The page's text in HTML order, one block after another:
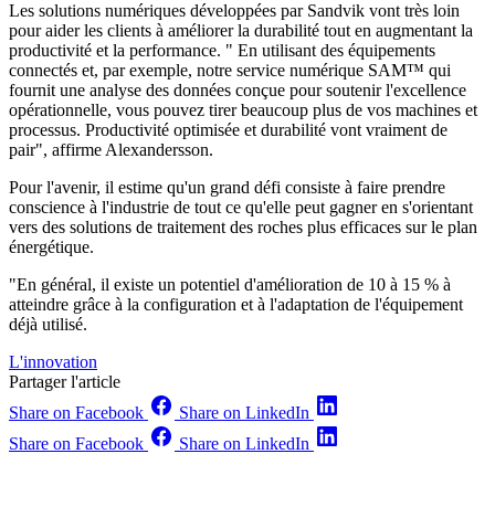
Les solutions numériques développées par Sandvik vont très loin
pour aider les clients à améliorer la durabilité tout en augmentant la
productivité et la performance. " En utilisant des équipements
connectés et, par exemple, notre service numérique SAM™ qui
fournit une analyse des données conçue pour soutenir l'excellence
opérationnelle, vous pouvez tirer beaucoup plus de vos machines et
processus. Productivité optimisée et durabilité vont vraiment de
pair", affirme Alexandersson.
Pour l'avenir, il estime qu'un grand défi consiste à faire prendre
conscience à l'industrie de tout ce qu'elle peut gagner en s'orientant
vers des solutions de traitement des roches plus efficaces sur le plan
énergétique.
"En général, il existe un potentiel d'amélioration de 10 à 15 % à
atteindre grâce à la configuration et à l'adaptation de l'équipement
déjà utilisé.
L'innovation
Partager l'article
Share on Facebook
Share on LinkedIn
Share on Facebook
Share on LinkedIn